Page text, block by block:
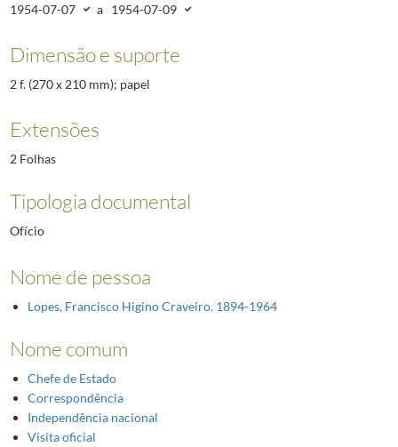
1954-07-07 a 1954-07-09
Dimensão e suporte
2 f. (270 x 210 mm); papel
Extensões
2 Folhas
Tipologia documental
Ofício
Nome de pessoa
Lopes, Francisco Higino Craveiro. 1894-1964
Nome comum
Chefe de Estado
Correspondência
Independência nacional
Visita oficial